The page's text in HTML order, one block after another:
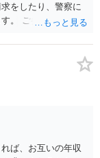
をしたり、警察に
。 ご参考になれば
ば、お互いの年収